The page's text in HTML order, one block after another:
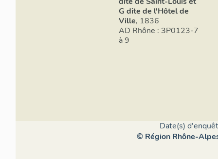
G dite de l'Hôtel de
Ville, 1836
AD Rhône : 3P0123-7
à 9
Date(s)
© Région Rhône-